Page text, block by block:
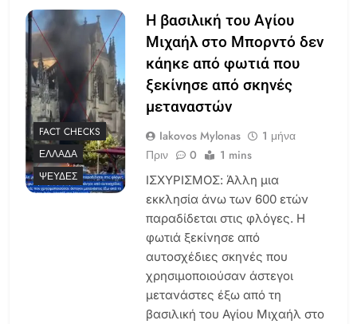
FACT CHECKS
ΕΛΛΆΔΑ
ΨΕΥΔΈΣ
Η βασιλική του Αγίου
Μιχαήλ στο Μπορντό δεν
κάηκε από φωτιά που
ξεκίνησε από σκηνές
μεταναστών
Iakovos Mylonas
1 μήνα
Πριν
0 1 mins
ΙΣΧΥΡΙΣΜΟΣ: Άλλη μια
εκκλησία άνω των 600 ετών
παραδίδεται στις φλόγες. Η
φωτιά ξεκίνησε από
αυτοσχέδιες σκηνές που
χρησιμοποιούσαν άστεγοι
μετανάστες έξω από τη
βασιλική του Αγίου Μιχαήλ στο